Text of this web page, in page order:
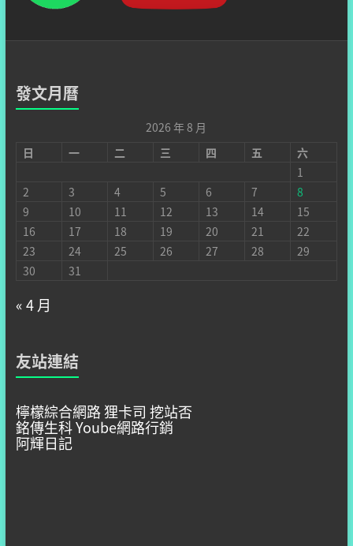
發文月曆
2026 年 8 月
日
一 二 三 四 五
六
1
2
3 4 5 6 7
8
9
10 11 12 13 14
15
16
17 18 19 20 21
22
23
24 25 26 27 28
29
30
31
« 4 月
友站連結
檸檬綜合網路狸卡司 挖站否
銘傳生科Yoube網路行銷
阿輝日記